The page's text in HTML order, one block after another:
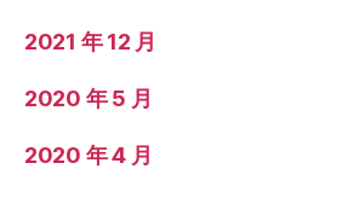
2021 年 12 月
2020 年 5 月
2020 年 4 月